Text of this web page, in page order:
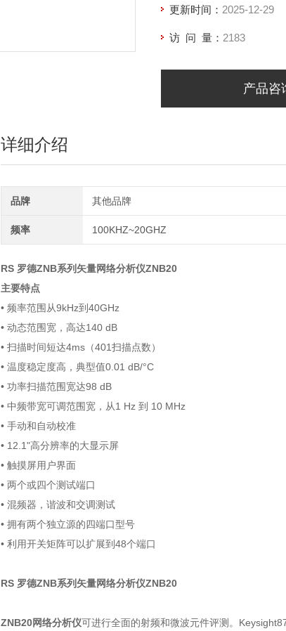
更新时间： 2025-12-29
访 问 量： 2183
产品咨
详细介绍
品牌 其他品牌
频率 100KHZ~20GHZ
RS 罗德ZNB系列矢量网络分析仪ZNB20
主要特点
• 频率范围从9kHz到40GHz
• 动态范围宽，高达140 dB
• 扫描时间短达4ms（401扫描点数）
• 温度稳定度高，典型值0.01 dB/°C
• 功率扫描范围宽达98 dB
• 中频带宽可调范围宽，从1 Hz 到 10 MHz
• 手动和自动校准
• 12.1"高分辨率的大显示屏
• 触摸屏用户界面
• 两个或四个测试端口
• 混频器，谐波和交调测试
• 拥有两个独立源的四端口型号
• 利用开关矩阵可以扩展到48个端口
RS 罗德ZNB系列矢量网络分析仪ZNB20
ZNB20网络分析仪可进行全面的射频和微波元件评测。